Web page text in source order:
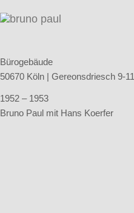
Bürogebäude
50670 Köln | Gereonsdriesch 9-11
1952 – 1953
Bruno Paul mit Hans Koerfer